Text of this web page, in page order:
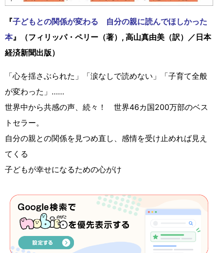
『子どもとの関係が変わる 自分の親に読んでほしかった
本』（フィリッパ・ペリー（著）, 高山真由美（訳）／日本
経済新聞出版）
「心を揺さぶられた」「涙なしで読めない」「子育て全般
が変わった」……
世界中から共感の声、続々！ 世界46カ国200万部のベス
トセラー。
自分の親との関係を見つめ直し、感情を受け止めれば見え
てくる
子どもが幸せになるための心がけ